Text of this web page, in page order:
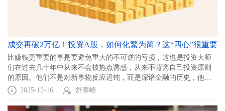
成交再破2万亿！投资A股，如何化繁为简？这“四心”很重要
比赚钱更重要的事是要避免重大的不可逆的亏损，这也是投资大师
们在过去几十年中从来不会被热点诱惑，从来不背离自己投资原则
的原因。他们不是对新事物反应迟钝，而是深谙金融的历史，他们
不想将自己的人生代入那些在泡沫破裂中悲惨的人生。
2025-12-16 舒泰峰